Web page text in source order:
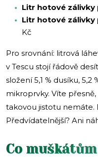
Litr hotové zálivky
Litr hotové zálivky
Kč
Pro srovnání: litrová
v Tescu stojí řádově
složení 5,1 % dusíku, 5,2
mikroprvky. Víte
takovou jistotu nemáte.
Předvídatelnější? Ani
Co